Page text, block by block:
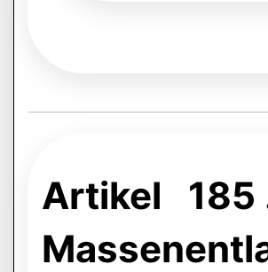
Artikel 185